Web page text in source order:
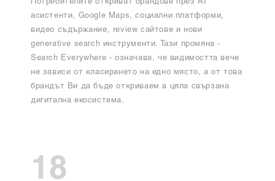
Потребителите откриват брандове през AI
асистенти, Google Maps, социални платформи,
видео съдържание, review сайтове и нови
generative search инструменти. Тази промяна -
Search Everywhere - означава, че видимостта вече
не зависи от класирането на едно място, а от това
брандът Ви да бъде откриваем в цяла свързана
дигитална екосистема.
18